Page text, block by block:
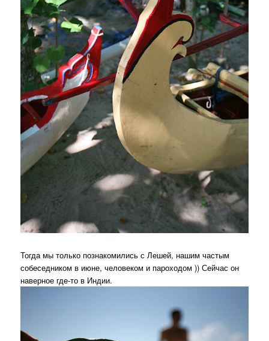
Тогда мы только познакомились с Лешей, нашим частым
собеседником в июне, человеком и пароходом )) Сейчас он
наверное где-то в Индии.